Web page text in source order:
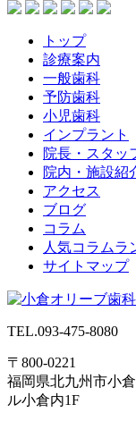
トップ
診療案内
一般歯科
予防歯科
小児歯科
インプラント
院長・スタッ
院内・施設紹
アクセス
ブログ
コラム
人気コラムラ
サイトマップ
TEL.093-475-8080
〒800-0221
福岡県北九州市小
ル小倉内1F